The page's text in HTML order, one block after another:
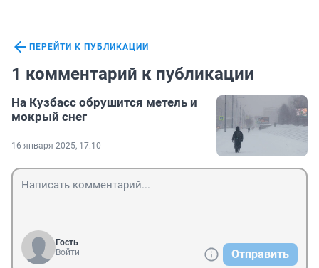
ПЕРЕЙТИ К ПУБЛИКАЦИИ
1 комментарий к публикации
На Кузбасс обрушится метель и
мокрый снег
16 января 2025, 17:10
Гость
Войти
Отправить